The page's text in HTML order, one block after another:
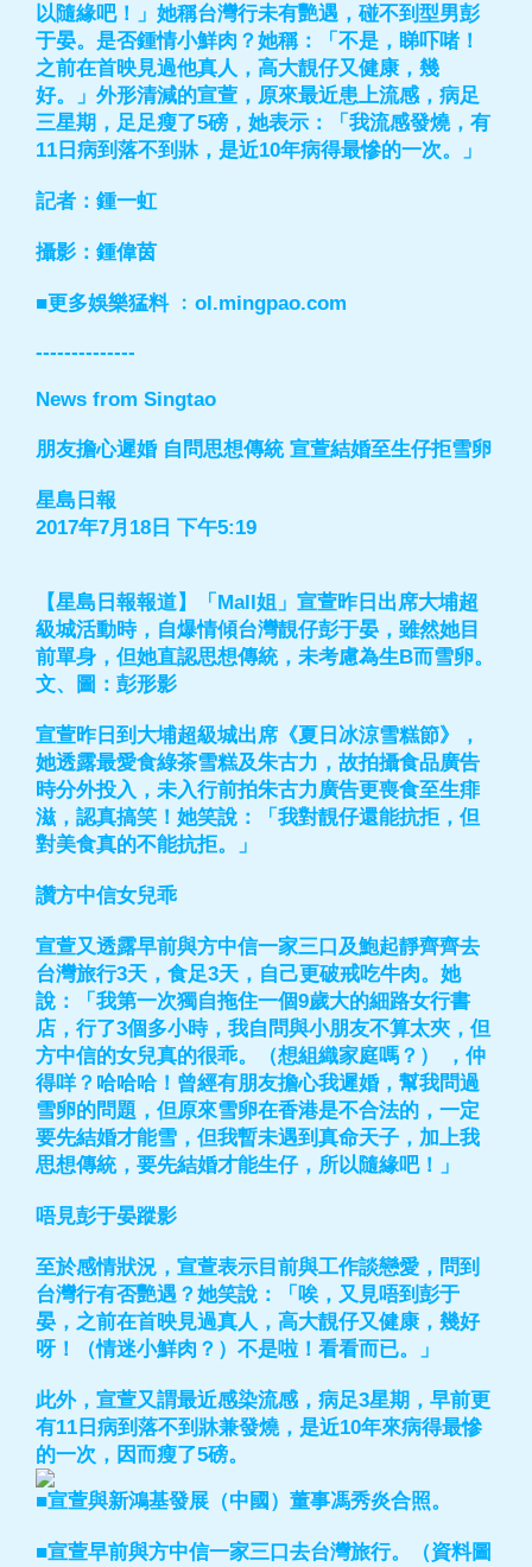
以隨緣吧！」她稱台灣行未有艷遇，碰不到型男彭
于晏。是否鍾情小鮮肉？她稱：「不是，睇吓啫！
之前在首映見過他真人，高大靚仔又健康，幾
好。」外形清減的宣萱，原來最近患上流感，病足
三星期，足足瘦了5磅，她表示：「我流感發燒，有
11日病到落不到牀，是近10年病得最慘的一次。」
記者：鍾一虹
攝影：鍾偉茵
■更多娛樂猛料 ﹕ol.mingpao.com
--------------
News from Singtao
朋友擔心遲婚 自問思想傳統 宣萱結婚至生仔拒雪卵
星島日報
2017年7月18日 下午5:19
【星島日報報道】「Mall姐」宣萱昨日出席大埔超
級城活動時，自爆情傾台灣靚仔彭于晏，雖然她目
前單身，但她直認思想傳統，未考慮為生B而雪卵。
文、圖：彭形影
宣萱昨日到大埔超級城出席《夏日冰涼雪糕節》，
她透露最愛食綠茶雪糕及朱古力，故拍攝食品廣告
時分外投入，未入行前拍朱古力廣告更喪食至生痱
滋，認真搞笑！她笑說：「我對靚仔還能抗拒，但
對美食真的不能抗拒。」
讚方中信女兒乖
宣萱又透露早前與方中信一家三口及鮑起靜齊齊去
台灣旅行3天，食足3天，自己更破戒吃牛肉。她
說：「我第一次獨自拖住一個9歲大的細路女行書
店，行了3個多小時，我自問與小朋友不算太夾，但
方中信的女兒真的很乖。（想組織家庭嗎？） ，仲
得咩？哈哈哈！曾經有朋友擔心我遲婚，幫我問過
雪卵的問題，但原來雪卵在香港是不合法的，一定
要先結婚才能雪，但我暫未遇到真命天子，加上我
思想傳統，要先結婚才能生仔，所以隨緣吧！」
唔見彭于晏蹤影
至於感情狀況，宣萱表示目前與工作談戀愛，問到
台灣行有否艷遇？她笑說：「唉，又見唔到彭于
晏，之前在首映見過真人，高大靚仔又健康，幾好
呀！（情迷小鮮肉？）不是啦！看看而已。」
此外，宣萱又謂最近感染流感，病足3星期，早前更
有11日病到落不到牀兼發燒，是近10年來病得最慘
的一次，因而瘦了5磅。
■宣萱與新鴻基發展（中國）董事馮秀炎合照。
■宣萱早前與方中信一家三口去台灣旅行。（資料圖